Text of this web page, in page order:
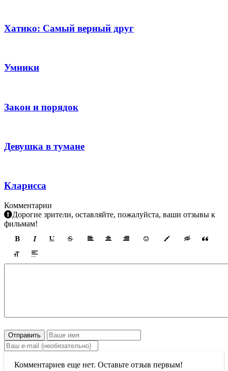
Хатико: Самый верный друг
Умники
Закон и порядок
Девушка в тумане
Кларисса
Комментарии
Дорогие зрители, оставляйте, пожалуйста, ваши отзывы к
фильмам!
Отправить
Комментариев еще нет. Оставьте отзыв первым!